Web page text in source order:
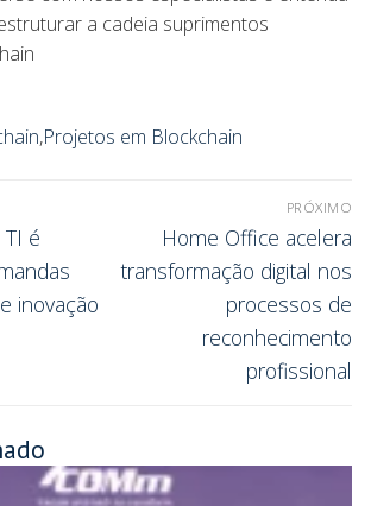
a cadeia suprimentos
,Projetos em Blockchain
é
inovação
PRÓXIMO
Home Office acelera
transformação digital nos
processos de
reconhecimento
profissional